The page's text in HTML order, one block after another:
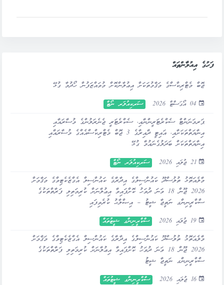
ފަހުގެ އިއުލާންތައް
ޖޮބް މެޓްރިކްސްގެ މަޤާމުތަކަށް އިޢުލާންކޮށް މުވައްޒަފުން ހޯދުމާ ގުޅޭ
04 އޯގަސްޓް 2026 ސަރކިއުލަރ ނޯޓް
ޕަރމަނަންޓް ސެކްރެޓަރީންނާއި، ސެކްރެޓަރީ ޖެނެރަލުންގެ މުސާރައާއި
އިނާޔަތްތަކަށާއި، އައިޓީ ދާއިރާގެ 3 ޖޮބް މެޓްރިކްސްއެއްގެ މުސާރައާއި
އިނާޔަތްތަކަށް ބަދަލުގެނައުމާ ގުޅޭ
21 ޖުލައި 2026 ސަރކިއުލަރ ނޯޓް
މާލެއަތޮޅު ތުލުސްދޫ ކައުންސިލްގެ އިދާރާގެ ކައުންސިލް އެގްޒެކެޓިވްގެ މަޤާމަށް
2026 ޖޫން 18 ވަނަ ދުވަހު ކޮށްފައިވާ އިޢުލާނަށް ކުރިމަތިލި ފަރާތްތަކުގެ
ސްކްރީނިންގ ނަތީޖާ ޝީޓު – އިޞްލާޙު ކުރެވިފައި
19 ޖުލައި 2026 ސްކްރީނިންގ ޝީޓުތައް
މާލެއަތޮޅު ތުލުސްދޫ ކައުންސިލްގެ އިދާރާގެ ކައުންސިލް އެގްޒެކެޓިވްގެ މަޤާމަށް
2026 ޖޫން 18 ވަނަ ދުވަހު ކޮށްފައިވާ އިޢުލާނަށް ކުރިމަތިލި ފަރާތްތަކުގެ
ސްކްރީނިންގ ނަތީޖާ ޝީޓު
16 ޖުލައި 2026 ސްކްރީނިންގ ޝީޓުތައް